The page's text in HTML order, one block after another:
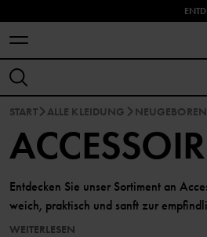
START ALLE KLEIDUNG
Entdecken Sie unser Sortiment an
weich, praktisch und sanft zur
WEITERLESEN